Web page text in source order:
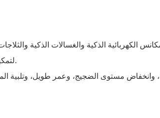
الكهربائية الذكية والغسالات الذكية
لتمكين التشغيل الذكي والتحكم عن بعد.
وانخفاض مستوى الضجيج، وعمر طويل، وتلبية